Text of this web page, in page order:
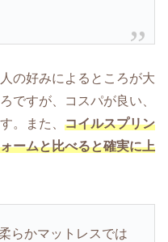
の好みによるところが大
ですが、コスパが良い、
。また、 コイルスプリン
ームと比べると確実に上
らかマットレスでは